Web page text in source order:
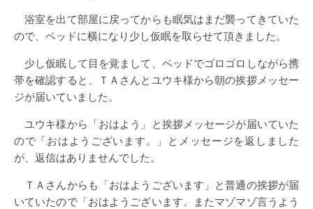
浴室を出て部屋に戻ってからも眠気はまだ襲ってきていた
ので、ベッドに横になり少し仮眠を取らせて頂きました。
少し仮眠して目を覚まして、ベッドでゴロゴロしながら携
帯を確認すると、ＴＡさんとユウキ様から朝の挨拶メッセー
ジが届いていました。
ユウキ様から「おはよう」と挨拶メッセージが届いていた
ので「おはようございます。」とメッセージを返しました
が、返信はありませんでした。
ＴＡさんからも「おはようございます」と普通の挨拶が届
いていたので「おはようございます。またマゾマゾ言うよう